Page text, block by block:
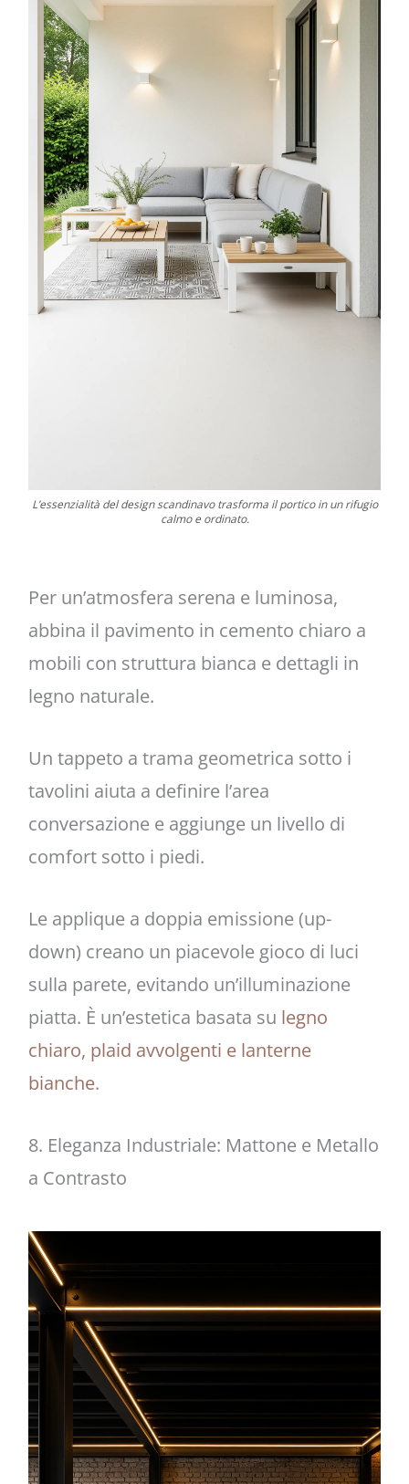
L’essenzialità del design scandinavo trasforma il portico in un rifugio
calmo e ordinato.
Per un’atmosfera serena e luminosa,
abbina il pavimento in cemento chiaro a
mobili con struttura bianca e dettagli in
legno naturale.
Un tappeto a trama geometrica sotto i
tavolini aiuta a definire l’area
conversazione e aggiunge un livello di
comfort sotto i piedi.
Le applique a doppia emissione (up-
down) creano un piacevole gioco di luci
sulla parete, evitando un’illuminazione
piatta. È un’estetica basata su legno
chiaro, plaid avvolgenti e lanterne
bianche.
8. Eleganza Industriale: Mattone e Metallo
a Contrasto